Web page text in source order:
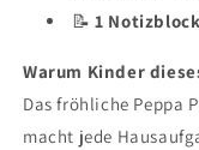
📝1 Notizblock
Warum Kinder
Das fröhliche Peppa
macht jede